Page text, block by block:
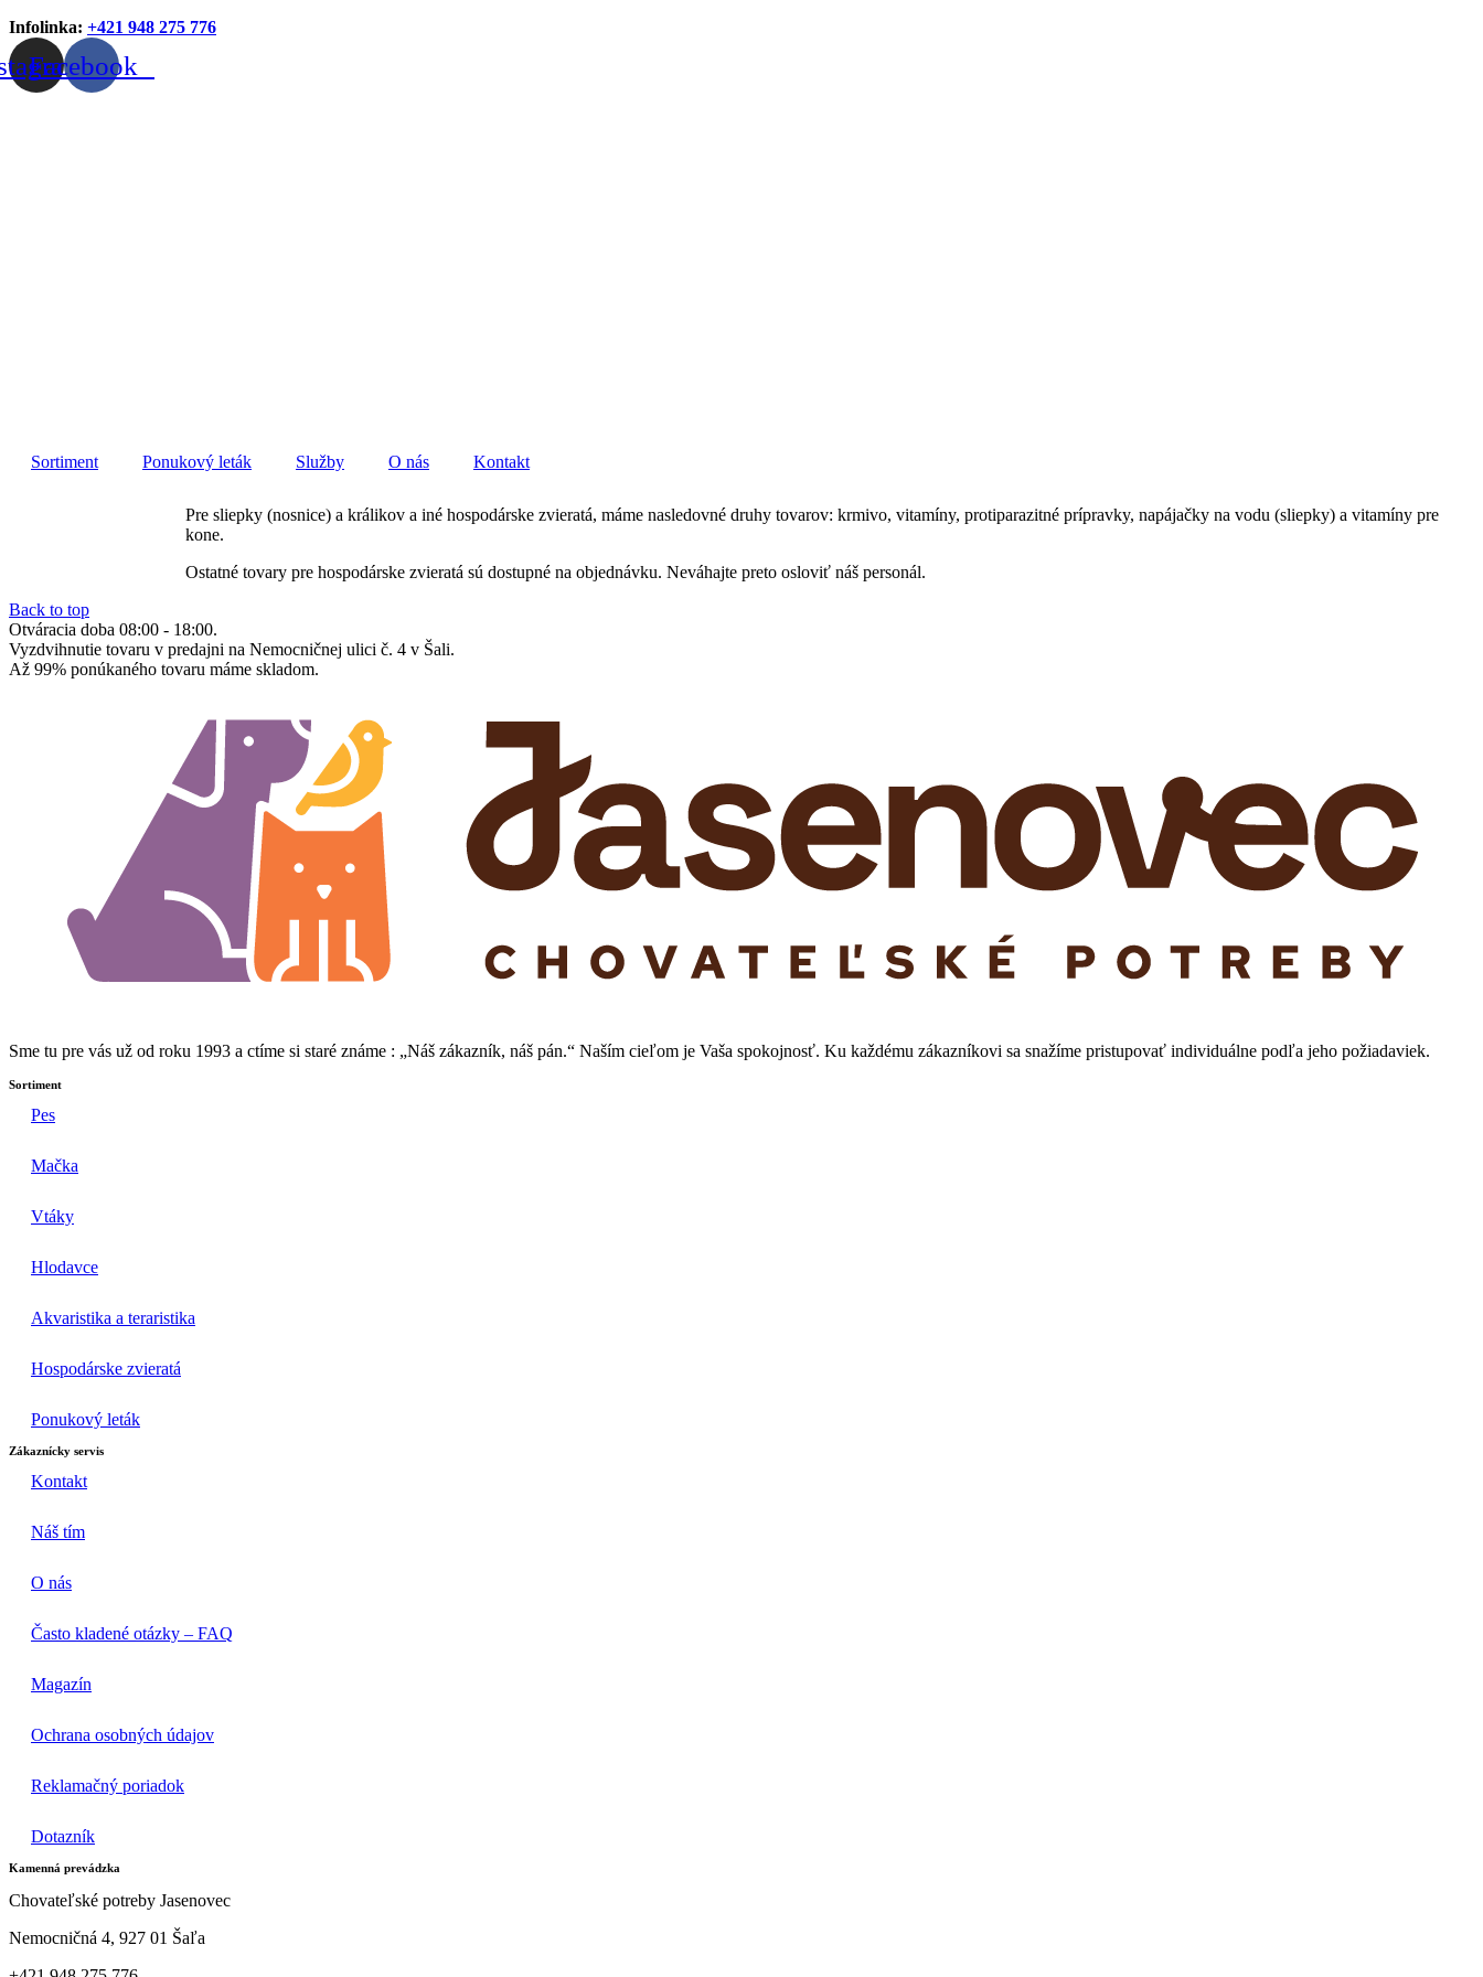
Infolinka: +421 948 275 776
Facebook
Sortiment Ponukový leták Služby O nás Kontakt
Pre sliepky (nosnice) a králikov a iné hospodárske zvieratá, máme nasledovné druhy tovarov: krmivo, vitamíny, protiparazitné prípravky, napájačky na vodu (sliepky) a vitamíny pre
kone.
Ostatné tovary pre hospodárske zvieratá sú dostupné na objednávku. Neváhajte preto osloviť náš personál.
Back to top
Otváracia doba 08:00 - 18:00.
Vyzdvihnutie tovaru v predajni na Nemocničnej ulici č. 4 v Šali.
Až 99% ponúkaného tovaru máme skladom.
Sme tu pre vás už od roku 1993 a ctíme si staré známe : „Náš zákazník, náš pán.“ Naším cieľom je Vaša spokojnosť. Ku každému zákazníkovi sa snažíme pristupovať individuálne podľa jeho požiadaviek.
Sortiment
Pes
Mačka
Vtáky
Hlodavce
Akvaristika a teraristika
Hospodárske zvieratá
Ponukový leták
Zákaznícky servis
Kontakt
Náš tím
O nás
Často kladené otázky – FAQ
Magazín
Ochrana osobných údajov
Reklamačný poriadok
Dotazník
Kamenná prevádzka
Chovateľské potreby Jasenovec
Nemocničná 4, 927 01 Šaľa